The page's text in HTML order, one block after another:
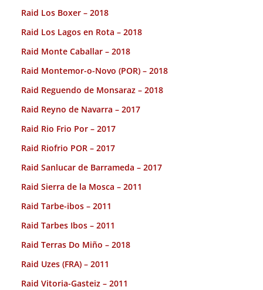
Raid Los Boxer – 2018
Raid Los Lagos en Rota – 2018
Raid Monte Caballar – 2018
Raid Montemor-o-Novo (POR) – 2018
Raid Reguendo de Monsaraz – 2018
Raid Reyno de Navarra – 2017
Raid Rio Frio Por – 2017
Raid Riofrio POR – 2017
Raid Sanlucar de Barrameda – 2017
Raid Sierra de la Mosca – 2011
Raid Tarbe-ibos – 2011
Raid Tarbes Ibos – 2011
Raid Terras Do Miño – 2018
Raid Uzes (FRA) – 2011
Raid Vitoria-Gasteiz – 2011